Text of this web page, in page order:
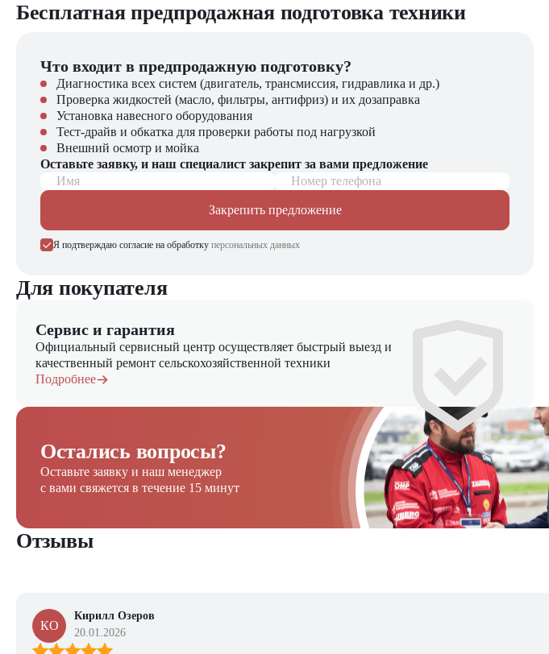
Бесплатная предпродажная подготовка техники
Что входит в предпродажную подготовку?
Диагностика всех систем (двигатель, трансмиссия, гидравлика и др.)
Проверка жидкостей (масло, фильтры, антифриз) и их дозаправка
Установка навесного оборудования
Тест-драйв и обкатка для проверки работы под нагрузкой
Внешний осмотр и мойка
Оставьте заявку, и наш специалист закрепит за вами предложение
Имя
Номер телефона
Закрепить предложение
Я подтверждаю согласие на обработку персональных данных
Для покупателя
Сервис и гарантия
Официальный сервисный центр осуществляет быстрый выезд и
качественный ремонт сельскохозяйственной техники
Подробнее
Остались вопросы?
Оставьте заявку и наш менеджер
с вами свяжется в течение 15 минут
Отзывы
КО
Кирилл Озеров
20.01.2026